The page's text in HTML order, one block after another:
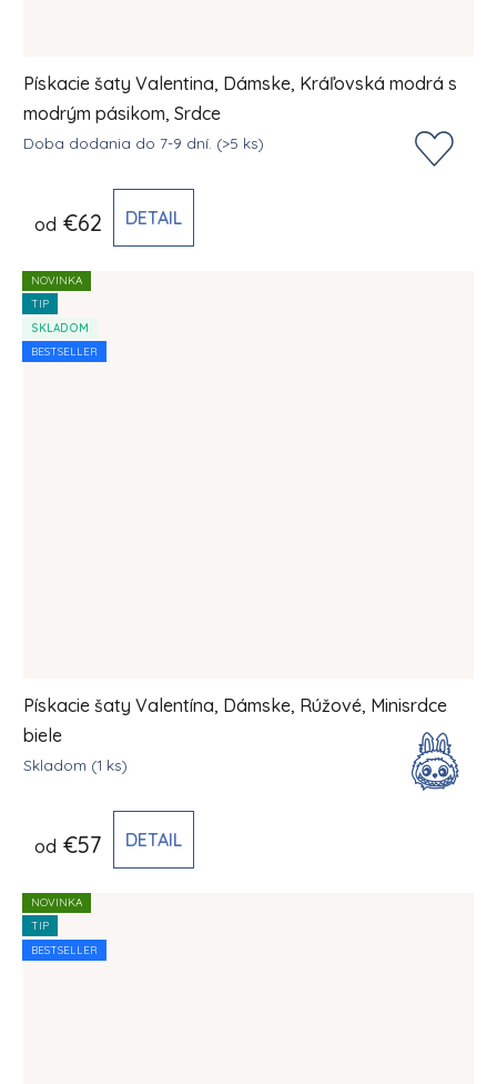
Pískacie šaty Valentina, Dámske, Kráľovská modrá s
modrým pásikom, Srdce
Doba dodania do 7-9 dní. (>5 ks)
od €62 DETAIL
NOVINKA
TIP
SKLADOM
BESTSELLER
Pískacie šaty Valentína, Dámske, Rúžové, Minisrdce
biele
Skladom (1 ks)
od €57 DETAIL
NOVINKA
TIP
BESTSELLER